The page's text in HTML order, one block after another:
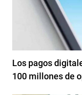
Los pagos
100 millones de